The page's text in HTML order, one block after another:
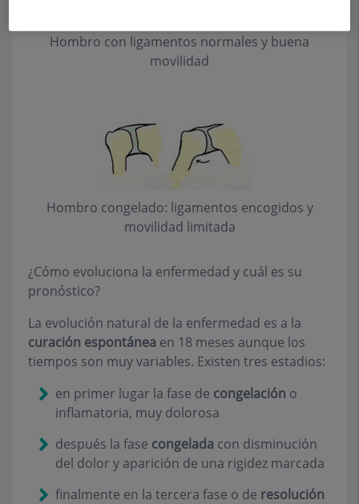
Hombro con ligamentos normales y buena
movilidad
Hombro congelado: ligamentos encogidos y
movilidad limitada
¿Cómo evoluciona la enfermedad y cuál es su
pronóstico?
La evolución natural de la enfermedad es a la
curación espontánea en 18 meses aunque los
tiempos son muy variables. Existen tres estadios:
en primer lugar la fase de congelación o
inflamatoria, muy dolorosa
después la fase congelada con disminución
del dolor y aparición de una rigidez marcada
finalmente en la tercera fase o de resolución